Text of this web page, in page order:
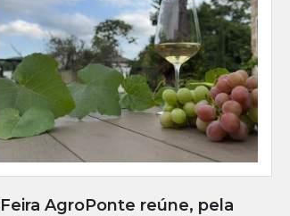
Feira AgroPonte reúne, pela